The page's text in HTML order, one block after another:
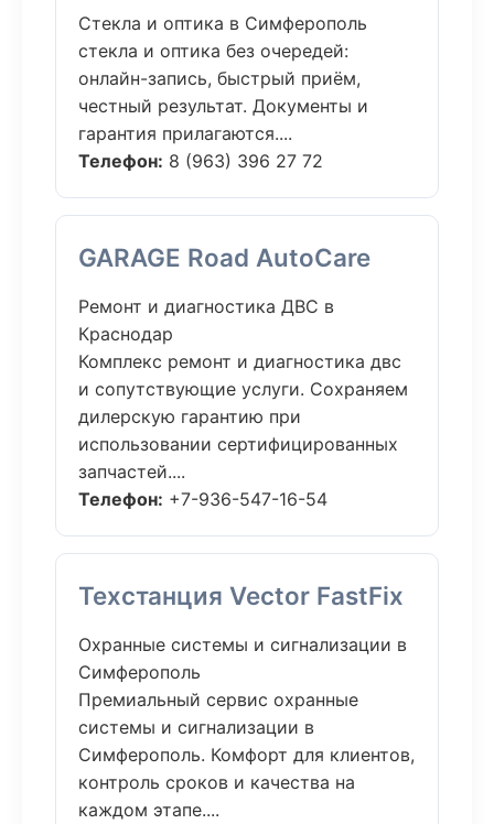
Стекла и оптика в Симферополь
стекла и оптика без очередей:
онлайн-запись, быстрый приём,
честный результат. Документы и
гарантия прилагаются....
Телефон: 8 (963) 396 27 72
GARAGE Road AutoCare
Ремонт и диагностика ДВС в
Краснодар
Комплекс ремонт и диагностика двс
и сопутствующие услуги. Сохраняем
дилерскую гарантию при
использовании сертифицированных
запчастей....
Телефон: +7-936-547-16-54
Техстанция Vector FastFix
Охранные системы и сигнализации в
Симферополь
Премиальный сервис охранные
системы и сигнализации в
Симферополь. Комфорт для клиентов,
контроль сроков и качества на
каждом этапе....